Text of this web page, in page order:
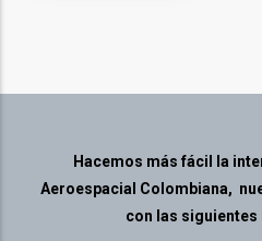
Hacemos más fácil la
Aeroespacial Colombiana,
con las